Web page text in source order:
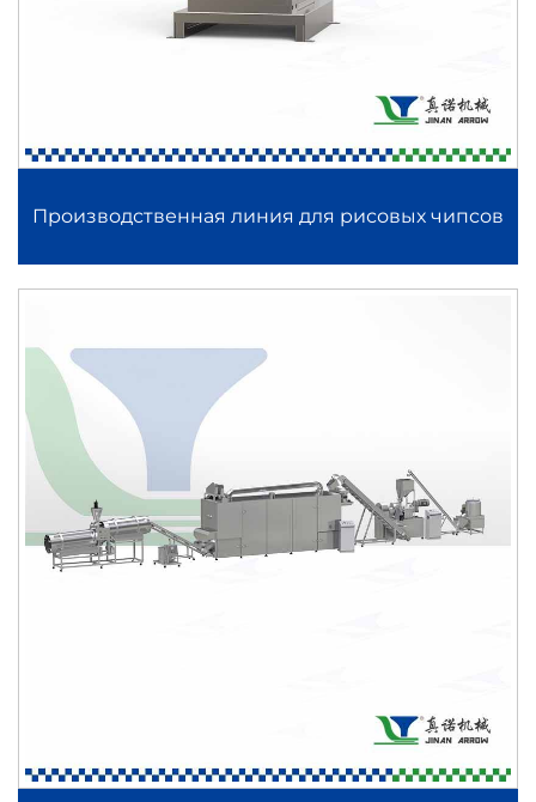
Производственная линия для рисовых чипсов